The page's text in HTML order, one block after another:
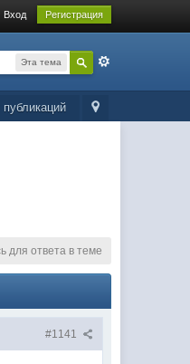
Вход Регистрация
Эта тема
для ответа в теме
#1141